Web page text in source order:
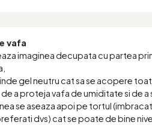
vafa
imaginea decupata cu partea
gel neutru cat sa se acopere
de a proteja vafa de umiditate si de
se aseaza apoi pe tortul
dvs) cat se poate de bine